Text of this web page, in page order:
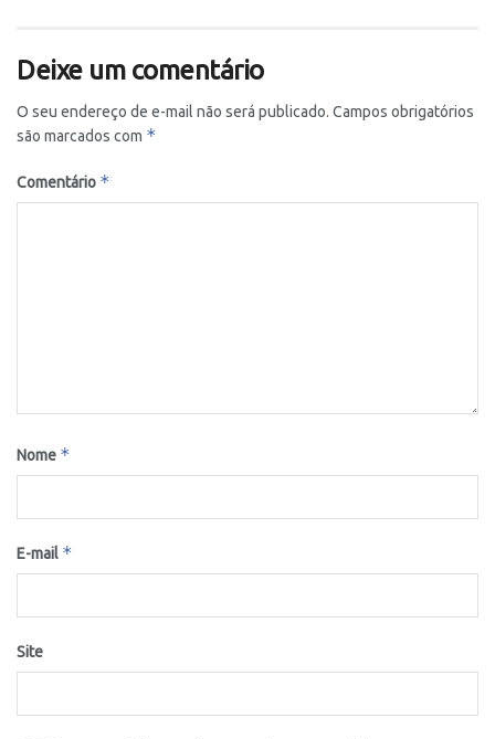
Deixe um comentário
O seu endereço de e-mail não será publicado. Campos obrigatórios
são marcados com *
Comentário *
Nome *
E-mail *
Site